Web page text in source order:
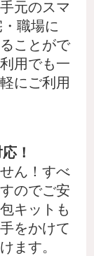
元のスマ
職場に
ことがで
用でも一
にご利用
！
ん！すべ
のでご安
キットも
をかけて
ます。